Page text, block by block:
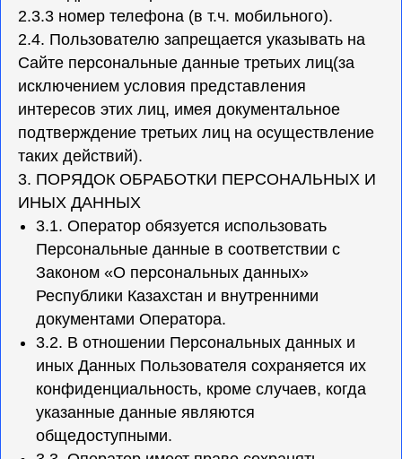
2.3.3 номер телефона (в т.ч. мобильного).
2.4. Пользователю запрещается указывать на
Сайте персональные данные третьих лиц(за
исключением условия представления
интересов этих лиц, имея документальное
подтверждение третьих лиц на осуществление
таких действий).
3. ПОРЯДОК ОБРАБОТКИ ПЕРСОНАЛЬНЫХ И
ИНЫХ ДАННЫХ
3.1. Оператор обязуется использовать
Персональные данные в соответствии с
Законом «О персональных данных»
Республики Казахстан и внутренними
документами Оператора.
3.2. В отношении Персональных данных и
иных Данных Пользователя сохраняется их
конфиденциальность, кроме случаев, когда
указанные данные являются
общедоступными.